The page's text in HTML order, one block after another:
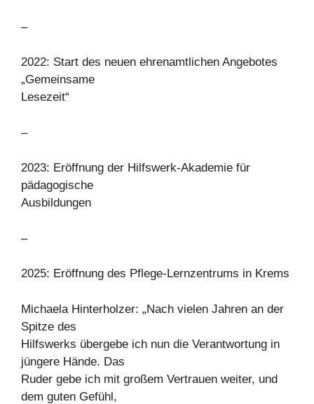
–
2022: Start des neuen ehrenamtlichen Angebotes
„Gemeinsame
Lesezeit“
–
2023: Eröffnung der Hilfswerk-Akademie für
pädagogische
Ausbildungen
–
2025: Eröffnung des Pflege-Lernzentrums in Krems
Michaela Hinterholzer: „Nach vielen Jahren an der
Spitze des
Hilfswerks übergebe ich nun die Verantwortung in
jüngere Hände. Das
Ruder gebe ich mit großem Vertrauen weiter, und
dem guten Gefühl,